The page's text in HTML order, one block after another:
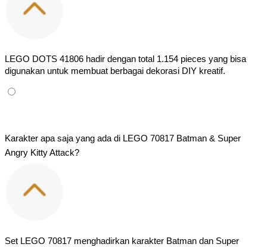
LEGO DOTS 41806 hadir dengan total 1.154 pieces yang bisa
digunakan untuk membuat berbagai dekorasi DIY kreatif.
Karakter apa saja yang ada di LEGO 70817 Batman & Super
Angry Kitty Attack?
Set LEGO 70817 menghadirkan karakter Batman dan Super